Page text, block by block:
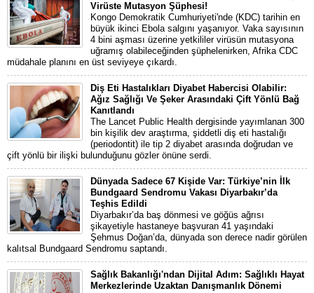
Virüste Mutasyon Şüphesi!
Kongo Demokratik Cumhuriyeti'nde (KDC) tarihin en
büyük ikinci Ebola salgını yaşanıyor. Vaka sayısının
4 bini aşması üzerine yetkililer virüsün mutasyona
uğramış olabileceğinden şüphelenirken, Afrika CDC
müdahale planını en üst seviyeye çıkardı.
Diş Eti Hastalıkları Diyabet Habercisi Olabilir:
Ağız Sağlığı Ve Şeker Arasındaki Çift Yönlü Bağ
Kanıtlandı
The Lancet Public Health dergisinde yayımlanan 300
bin kişilik dev araştırma, şiddetli diş eti hastalığı
(periodontit) ile tip 2 diyabet arasında doğrudan ve
çift yönlü bir ilişki bulunduğunu gözler önüne serdi.
Dünyada Sadece 67 Kişide Var: Türkiye’nin İlk
Bundgaard Sendromu Vakası Diyarbakır’da
Teşhis Edildi
Diyarbakır’da baş dönmesi ve göğüs ağrısı
şikayetiyle hastaneye başvuran 41 yaşındaki
Şehmus Doğan’da, dünyada son derece nadir görülen
kalıtsal Bundgaard Sendromu saptandı.
Sağlık Bakanlığı'ndan Dijital Adım: Sağlıklı Hayat
Merkezlerinde Uzaktan Danışmanlık Dönemi